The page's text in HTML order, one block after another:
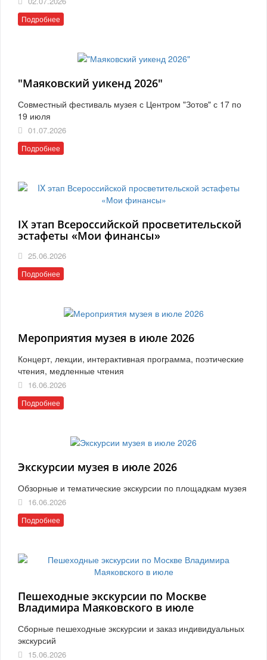
Подробнее
"Маяковский уикенд 2026"
Совместный фестиваль музея с Центром "Зотов" с 17 по
19 июля
01.07.2026
Подробнее
IX этап Всероссийской просветительской
эстафеты «Мои финансы»
25.06.2026
Подробнее
Мероприятия музея в июле 2026
Концерт, лекции, интерактивная программа, поэтические
чтения, медленные чтения
16.06.2026
Подробнее
Экскурсии музея в июле 2026
Обзорные и тематические экскурсии по площадкам музея
16.06.2026
Подробнее
Пешеходные экскурсии по Москве
Владимира Маяковского в июле
Сборные пешеходные экскурсии и заказ индивидуальных
экскурсий
15.06.2026